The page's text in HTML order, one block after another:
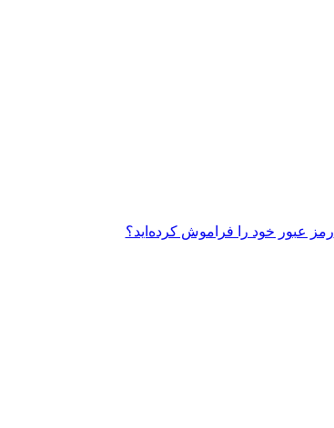
رمز عبور خود را فراموش کرده‌اید؟